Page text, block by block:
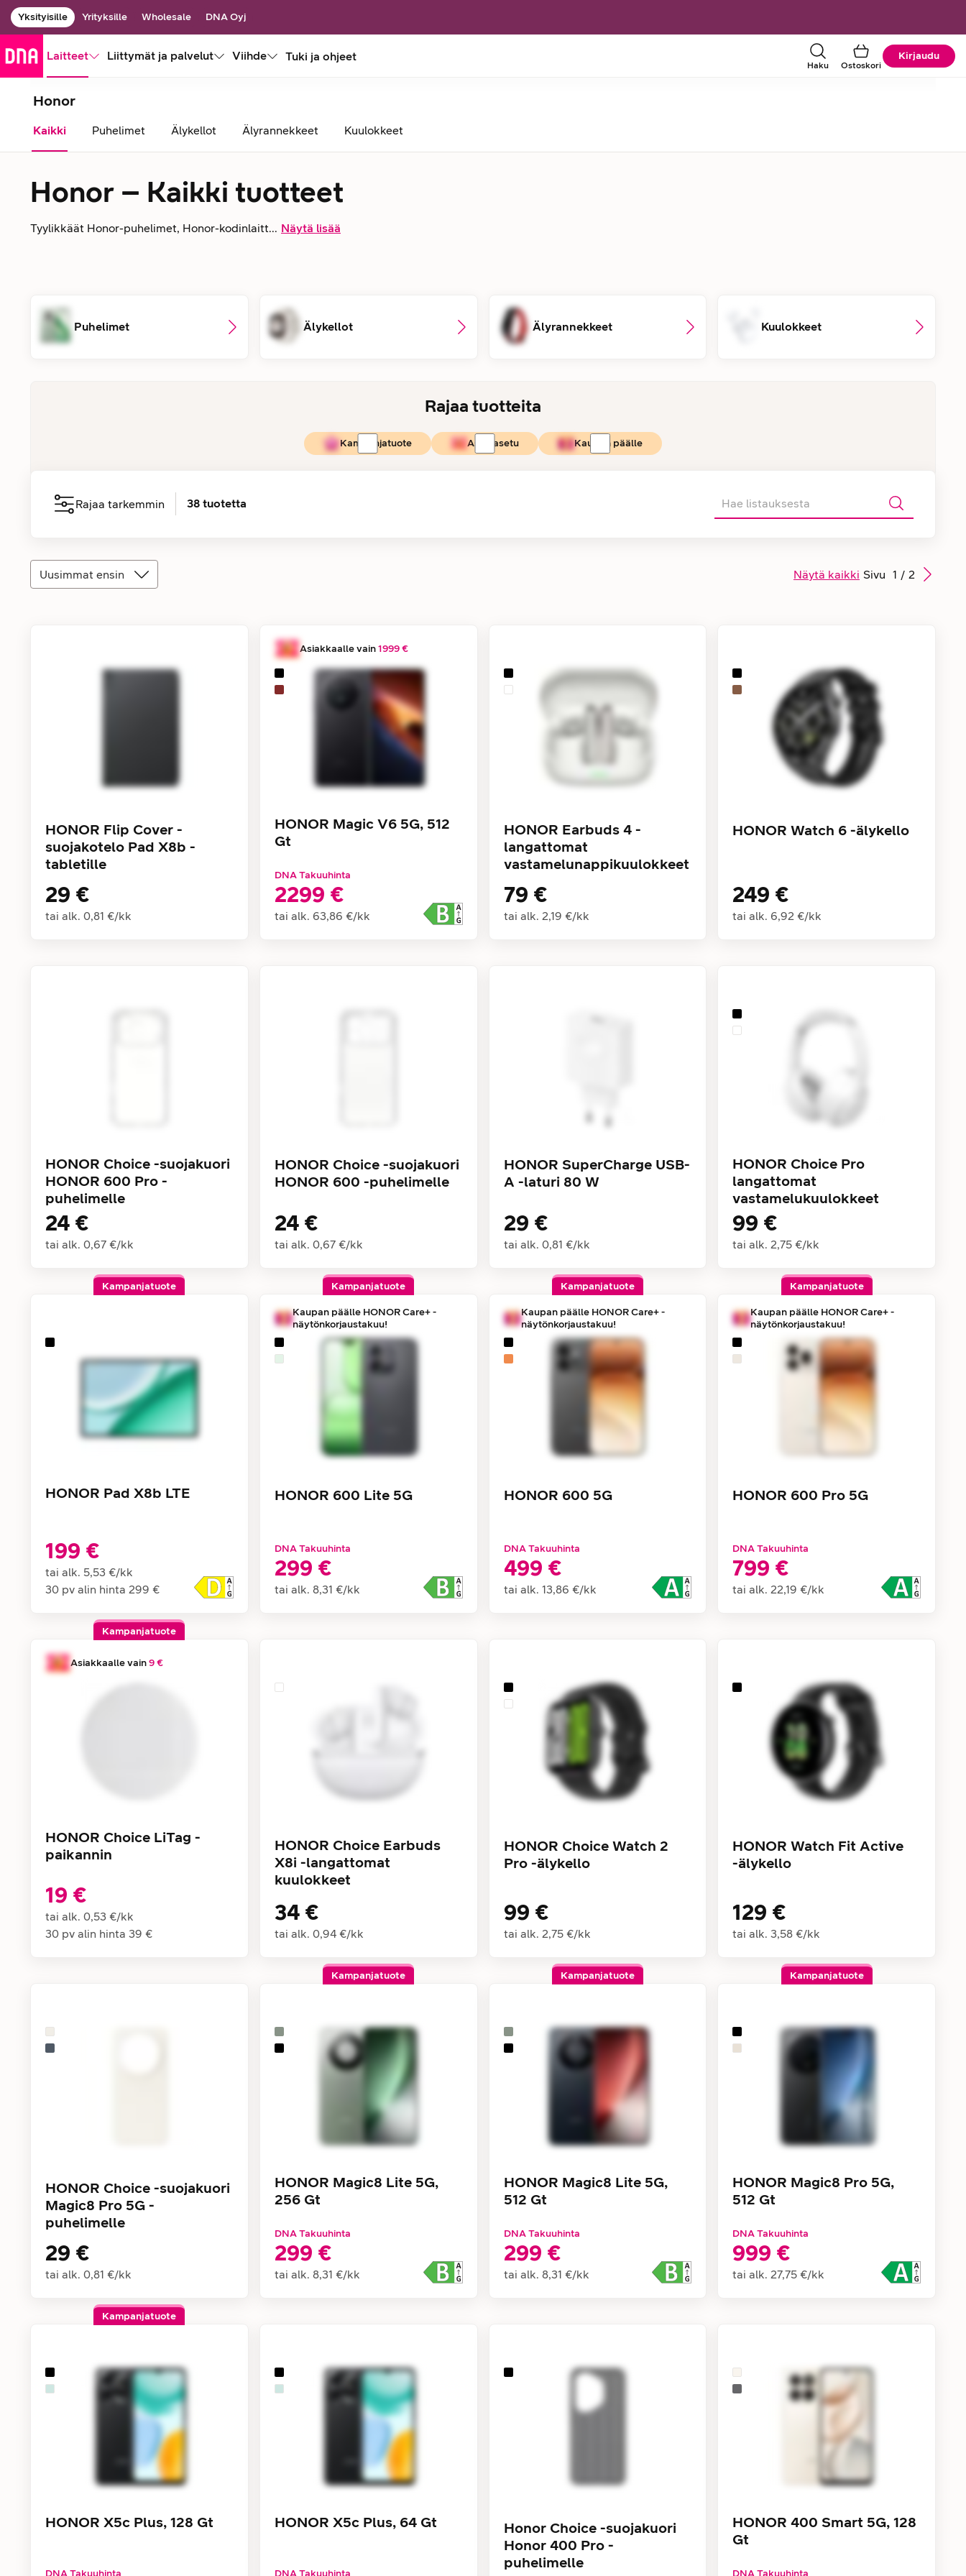
Yksityisille Yrityksille Wholesale DNA Oyj
Laitteet Liittymät ja palvelut Viihde Tuki ja ohjeet
Haku Ostoskori
Kirjaudu
Honor
Kaikki Puhelimet Älykellot Älyrannekkeet Kuulokkeet
Honor – Kaikki tuotteet
Tyylikkäät Honor-puhelimet, Honor-kodinlaitt... Näytä lisää
Puhelimet Älykellot Älyrannekkeet Kuulokkeet
Rajaa tuotteita
Kampanjatuote Asiakasetu Kaupan päälle
Rajaa tarkemmin 38 tuotetta
Uusimmat ensin Näytä kaikki Sivu 1 / 2
HONOR Flip Cover -
suojakotelo Pad X8b -
tabletille
29 €
tai alk. 0,81 €/kk
Asiakkaalle vain1999 €
HONOR Magic V6 5G, 512
Gt
DNA Takuuhinta
2299 €
tai alk. 63,86 €/kk
HONOR Earbuds 4 -
langattomat
vastamelunappikuulokkeet
79 €
tai alk. 2,19 €/kk
HONOR Watch 6 -älykello
249 €
tai alk. 6,92 €/kk
HONOR Choice -suojakuori
HONOR 600 Pro -
puhelimelle
24 €
tai alk. 0,67 €/kk
HONOR Choice -suojakuori
HONOR 600 -puhelimelle
24 €
tai alk. 0,67 €/kk
HONOR SuperCharge USB-
A -laturi 80 W
29 €
tai alk. 0,81 €/kk
HONOR Choice Pro
langattomat
vastamelukuulokkeet
99 €
tai alk. 2,75 €/kk
Kampanjatuote
HONOR Pad X8b LTE
199 €
tai alk. 5,53 €/kk
30 pv alin hinta 299 €
Kampanjatuote
Kaupan päälle HONOR Care+ -
näytönkorjaustakuu!
HONOR 600 Lite 5G
DNA Takuuhinta
299 €
tai alk. 8,31 €/kk
Kampanjatuote
Kaupan päälle HONOR Care+ -
näytönkorjaustakuu!
HONOR 600 5G
DNA Takuuhinta
499 €
tai alk. 13,86 €/kk
Kampanjatuote
Kaupan päälle HONOR Care+ -
näytönkorjaustakuu!
HONOR 600 Pro 5G
DNA Takuuhinta
799 €
tai alk. 22,19 €/kk
Kampanjatuote
Asiakkaalle vain9 €
HONOR Choice LiTag -
paikannin
19 €
tai alk. 0,53 €/kk
30 pv alin hinta 39 €
HONOR Choice Earbuds
X8i -langattomat
kuulokkeet
34 €
tai alk. 0,94 €/kk
HONOR Choice Watch 2
Pro -älykello
99 €
tai alk. 2,75 €/kk
HONOR Watch Fit Active
-älykello
129 €
tai alk. 3,58 €/kk
HONOR Choice -suojakuori
Magic8 Pro 5G -
puhelimelle
29 €
tai alk. 0,81 €/kk
Kampanjatuote
HONOR Magic8 Lite 5G,
256 Gt
DNA Takuuhinta
299 €
tai alk. 8,31 €/kk
Kampanjatuote
HONOR Magic8 Lite 5G,
512 Gt
DNA Takuuhinta
299 €
tai alk. 8,31 €/kk
Kampanjatuote
HONOR Magic8 Pro 5G,
512 Gt
DNA Takuuhinta
999 €
tai alk. 27,75 €/kk
Kampanjatuote
HONOR X5c Plus, 128 Gt
DNA Takuuhinta
HONOR X5c Plus, 64 Gt
DNA Takuuhinta
Honor Choice -suojakuori
Honor 400 Pro -
puhelimelle
HONOR 400 Smart 5G, 128
Gt
DNA Takuuhinta